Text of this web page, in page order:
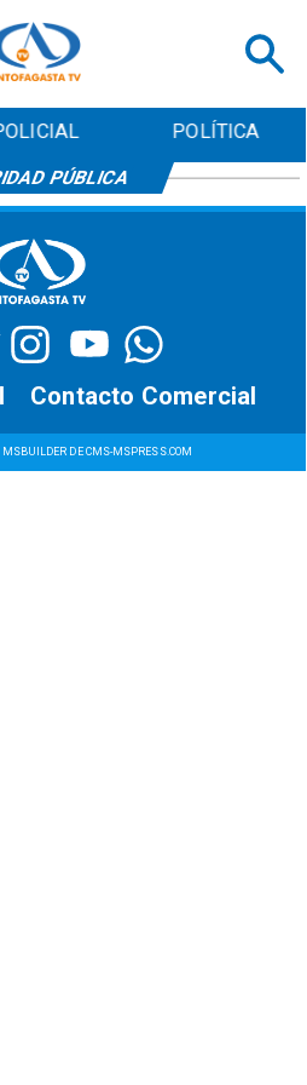
POLÍTICA
PÚBLICA
MSBUILDER DE CMS-MSPRESS.COM
Contacto Comercial